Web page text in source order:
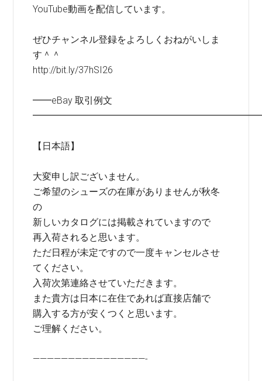
YouTube動画を配信しています。
ぜひチャンネル登録をよろしくおねがいしま
す＾＾
http://bit.ly/37hSI26
━━eBay 取引例文
【日本語】
大変申し訳ございません。
ご希望のシューズの在庫がありませんが秋冬
の
新しいカタログには掲載されていますので
再入荷されると思います。
ただ日程が未定ですので一度キャンセルさせ
てください。
入荷次第連絡させていただきます。
また貴方は日本に在住であれば直接店舗で
購入する方が安くつくと思います。
ご理解ください。
————————————————-